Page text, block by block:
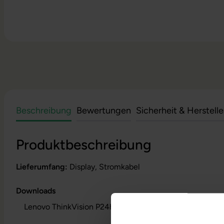
Beschreibung Bewertungen Sicherheit &
Produktbeschreibung
Lieferumfang: Display, Stromkabel
Downloads
Lenovo ThinkVision P24h-20 - Datenblatt (pdf)